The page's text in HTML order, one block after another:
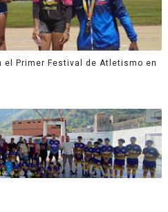
el Primer Festival de Atletismo en